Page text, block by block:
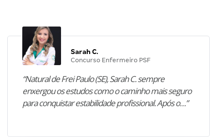
Sarah C.
Concurso Enfermeiro PSF
“Natural de Frei Paulo (SE), Sarah C. sempre
enxergou os estudos como o caminho mais seguro
para conquistar estabilidade profissional. Após o…”